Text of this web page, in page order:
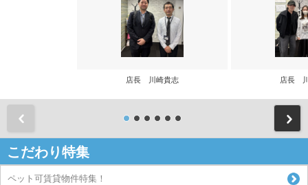
店長 川崎貴志 店長
こだわり特集
ペット可賃貸物件特集！